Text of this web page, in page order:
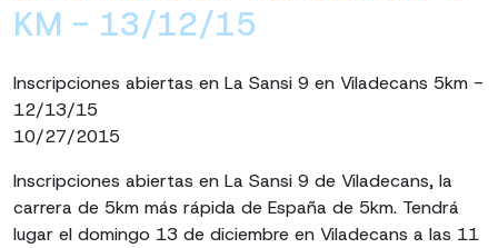
KM - 13/12/15
Inscripciones abiertas en La Sansi 9 en Viladecans 5km -
12/13/15
10/27/2015
Inscripciones abiertas en La Sansi 9 de Viladecans, la
carrera de 5km más rápida de España de 5km. Tendrá
lugar el domingo 13 de diciembre en Viladecans a las 11